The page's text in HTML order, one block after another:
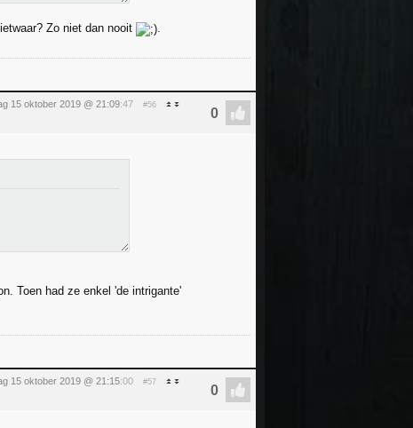
Zo niet dan nooit .
15 oktober 2019 @ 21:09:47 #56
Toen had ze enkel 'de intrigante'
15 oktober 2019 @ 21:15:00 #57